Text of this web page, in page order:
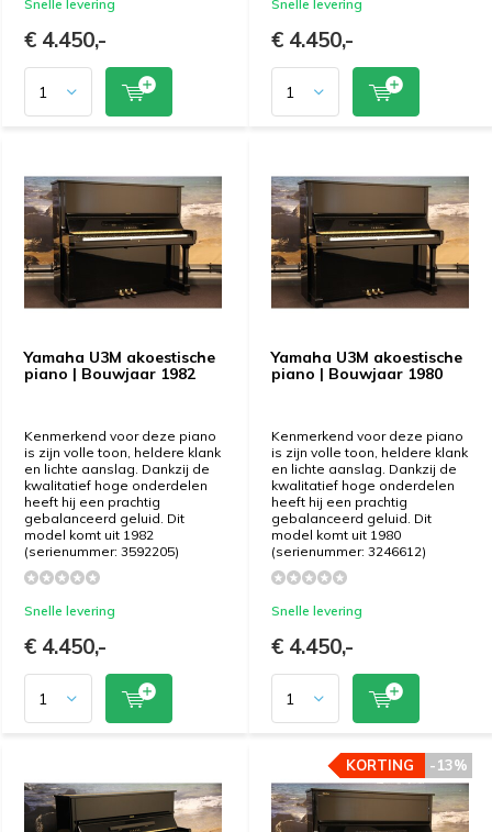
Snelle levering
€ 4.450,-
Snelle levering
€ 4.450,-
Yamaha U3M akoestische
piano | Bouwjaar 1982
Kenmerkend voor deze piano
is zijn volle toon, heldere klank
en lichte aanslag. Dankzij de
kwalitatief hoge onderdelen
heeft hij een prachtig
gebalanceerd geluid. Dit
model komt uit 1982
(serienummer: 3592205)
Snelle levering
€ 4.450,-
Yamaha U3M akoestische
piano | Bouwjaar 1980
Kenmerkend voor deze piano
is zijn volle toon, heldere klank
en lichte aanslag. Dankzij de
kwalitatief hoge onderdelen
heeft hij een prachtig
gebalanceerd geluid. Dit
model komt uit 1980
(serienummer: 3246612)
Snelle levering
€ 4.450,-
-13%
KORTING -13%
KORTING